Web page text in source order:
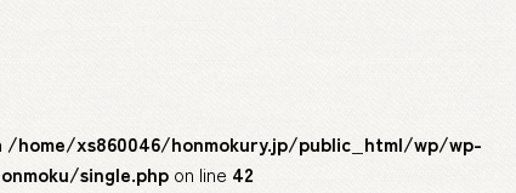
/home/xs860046/honmokury.jp/public_html/wp/wp-
single.php on line 42